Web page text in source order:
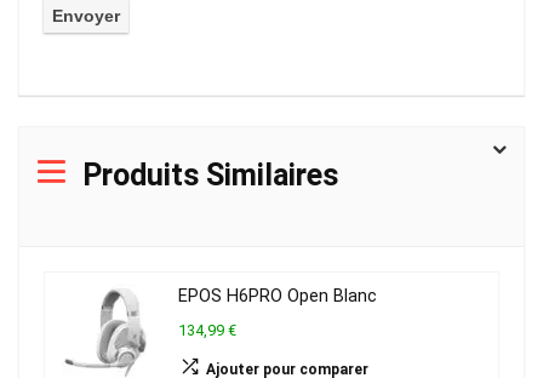
Produits Similaires
EPOS H6PRO Open Blanc
134,99 €
Ajouter pour comparer